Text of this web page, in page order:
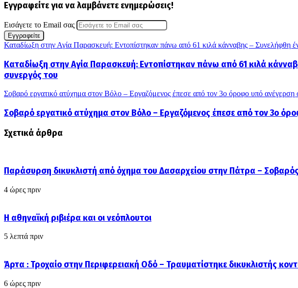
Εγγραφείτε για να λαμβάνετε ενημερώσεις!
Εισάγετε το Email σας
Καταδίωξη στην Αγία Παρασκευή: Εντοπίστηκαν πάνω από 61 κιλά κάνναβης – Συνελήφθη
Καταδίωξη στην Αγία Παρασκευή: Εντοπίστηκαν πάνω από 61 κιλά
συνεργός του
Σοβαρό εργατικό ατύχημα στον Βόλο – Εργαζόμενος έπεσε από τον 3ο όροφο υπό ανέγερση
Σοβαρό εργατικό ατύχημα στον Βόλο – Εργαζόμενος έπεσε από τον 3ο
Σχετικά άρθρα
Παράσυρση δικυκλιστή από όχημα του Δασαρχείου στην Πάτρα –
4 ώρες πριν
Η αθηναϊκή ριβιέρα και οι νεόπλουτοι
5 λεπτά πριν
Άρτα : Τροχαίο στην Περιφερειακή Οδό – Τραυματίστηκε δικυκλιστής
6 ώρες πριν